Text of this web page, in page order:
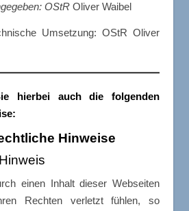
OStR Oliver Waibel
Umsetzung: OStR Oliver
hierbei auch die folgenden
Hinweise
einen Inhalt dieser Webseiten
Rechten verletzt fühlen, so